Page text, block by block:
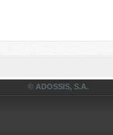
© ADOSSIS, S.A.